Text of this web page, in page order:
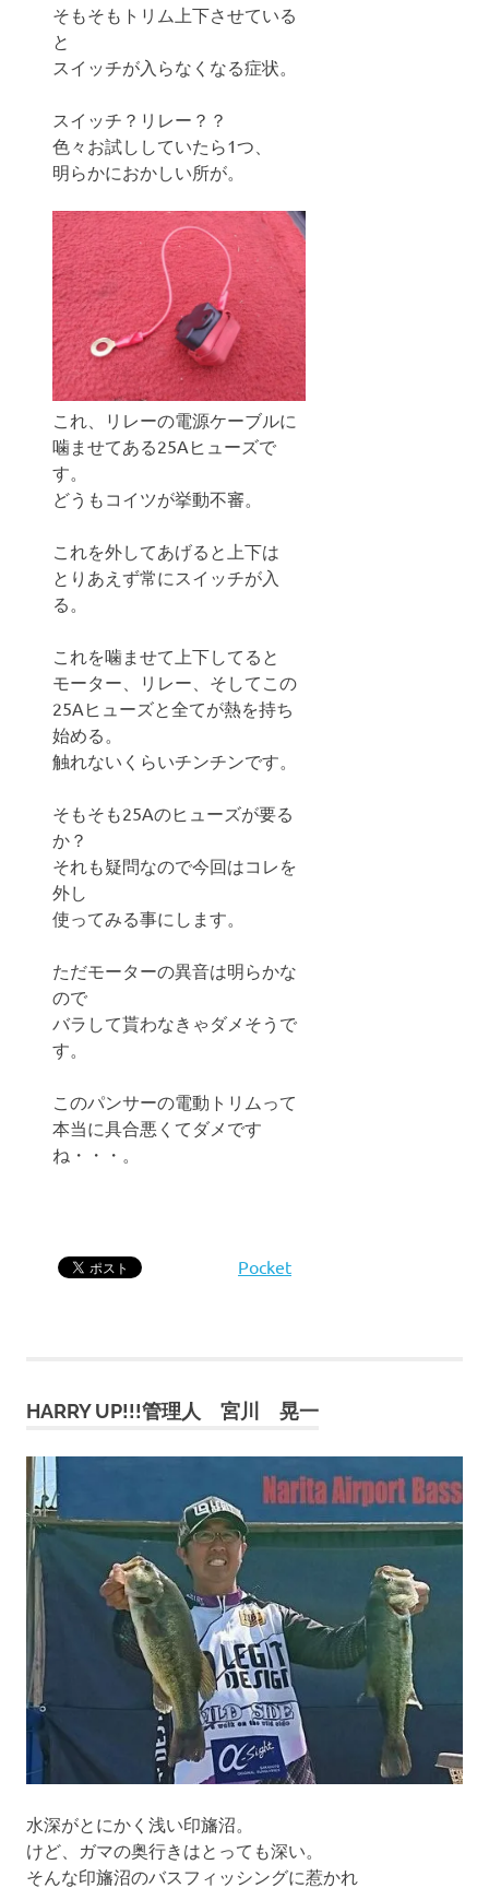
そもそもトリム上下させている
と
スイッチが入らなくなる症状。
スイッチ？リレー？？
色々お試ししていたら1つ、
明らかにおかしい所が。
これ、リレーの電源ケーブルに
噛ませてある25Aヒューズで
す。
どうもコイツが挙動不審。
これを外してあげると上下は
とりあえず常にスイッチが入
る。
これを噛ませて上下してると
モーター、リレー、そしてこの
25Aヒューズと全てが熱を持ち
始める。
触れないくらいチンチンです。
そもそも25Aのヒューズが要る
か？
それも疑問なので今回はコレを
外し
使ってみる事にします。
ただモーターの異音は明らかな
ので
バラして貰わなきゃダメそうで
す。
このパンサーの電動トリムって
本当に具合悪くてダメです
ね・・・。
Pocket
HARRY UP!!!管理人 宮川 晃一
水深がとにかく浅い印旛沼。
けど、ガマの奥行きはとっても深い。
そんな印旛沼のバスフィッシングに惹かれ